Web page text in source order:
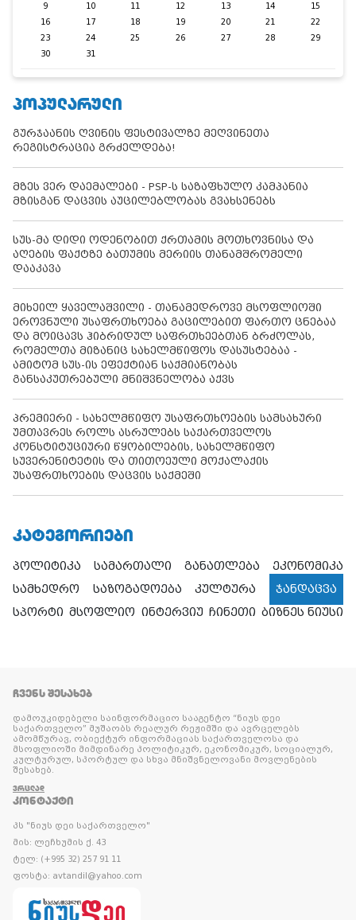
9
10 11 12 13 14
15
16
17 18 19 20 21
22
23
24 25 26 27 28
29
30
31
ᲞᲝᲞᲣᲚᲐᲠᲣᲚᲘ
გურჯაანის ღვინის ფესტივალზე მეღვინეთა
რეგისტრაცია გრძელდება!
მზეს ვერ დაემალები - PSP-ს საზაფხულო კამპანია
მზისგან დაცვის აუცილებლობას გვახსენებს
სუს-მა დიდი ოდენობით ქრთამის მოთხოვნისა და
აღების ფაქტზე ბათუმის მერიის თანამშრომელი
დააკავა
მიხეილ ყაველაშვილი - თანამედროვე მსოფლიოში
ეროვნული უსაფრთხოება გაცილებით ფართო ცნებაა
და მოიცავს ჰიბრიდულ საფრთხეებთან ბრძოლას,
რომელთა მიზანიც სახელმწიფოს დასუსტებაა -
ამიტომ სუს-ის ეფექტიან საქმიანობას
განსაკუთრებული მნიშვნელობა აქვს
პრემიერი - სახელმწიფო უსაფრთხოების სამსახური
უმთავრეს როლს ასრულებს საქართველოს
კონსტიტუციური წყობილების, სახელმწიფო
სუვერენიტეტის და თითოეული მოქალაქის
უსაფრთხოების დაცვის საქმეში
ᲙᲐᲢᲔᲒᲝᲠᲘᲔᲑᲘ
პოლიტიკა სამართალი განათლება
ეკონომიკა
სამხედრო
საზოგადოება კულტურა
ჯანდაცვა
სპორტი მსოფლიო ინტერვიუ ჩინეთი ბიზნეს ნიუსი
ᲩᲕᲔᲜᲡ ᲨᲔᲡᲐᲮᲔᲑ
დამოუკიდებელი საინფორმაციო სააგენტო “ნიუს დეი
საქართველო” მუშაობს რეალურ რეჟიმში და ავრცელებს
ამომწურავ, ობიექტურ ინფორმაციას საქართველოსა და
მსოფლიოში მიმდინარე პოლიტიკურ, ეკონომიკურ, სოციალურ,
კულტურულ, სპორტულ და სხვა მნიშვნელოვანი მოვლენების
შესახებ.
ᲕᲠᲪᲚᲐᲓ
ᲙᲝᲜᲢᲐᲥᲢᲘ
პს "ნიუს დეი საქართველო"
მის: ლეჩხუმის ქ. 43
ტელ: (+995 32) 257 91 11
ფოსტა: avtandil@yahoo.com